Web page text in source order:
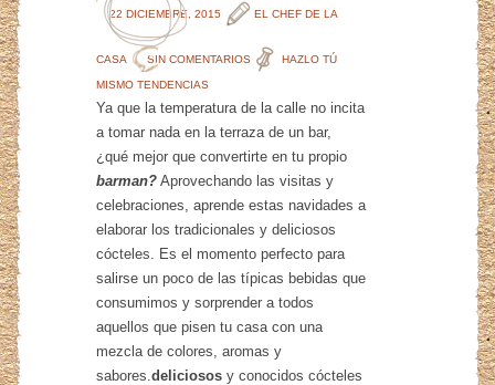
22 DICIEMBRE, 2015 EL CHEF DE LA
CASA SIN COMENTARIOS HAZLO TÚ
MISMO TENDENCIAS
Ya que la temperatura de la calle no incita
a tomar nada en la terraza de un bar,
¿qué mejor que convertirte en tu propio
barman? Aprovechando las visitas y
celebraciones, aprende estas navidades a
elaborar los tradicionales y deliciosos
cócteles. Es el momento perfecto para
salirse un poco de las típicas bebidas que
consumimos y sorprender a todos
aquellos que pisen tu casa con una
mezcla de colores, aromas y
sabores.deliciosos y conocidos cócteles